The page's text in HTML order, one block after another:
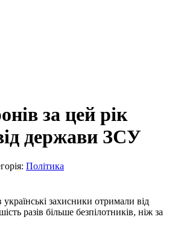
за цей рік
держави ЗСУ
Політика
захисники отримали від
разів більше безпілотників, ніж за